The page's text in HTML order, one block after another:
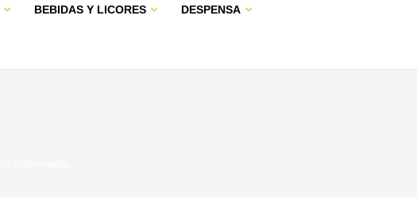
BEBIDAS Y LICORES DESPENSA